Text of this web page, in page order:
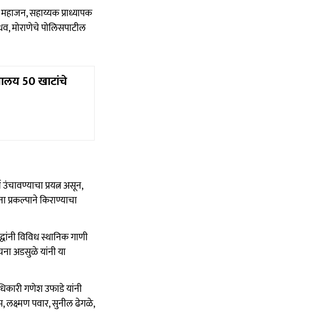
सहाय्यक प्राध्यापक
मोराणेचे पोलिसपाटील
50 खाटांचे
प्रयत्न असून,
किराण्याचा
विविध स्थानिक गाणी
अडसुळे यांनी या
गणेश उफाडे यांनी
लक्ष्मण पवार, सुनील ढेगळे,